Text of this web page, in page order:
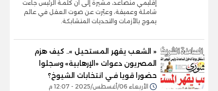
إقليمي متصاعد، مشيرة إلى أن كلمة الرئيس جاءت
شاملة وعميقة، وعبّرت عن صوت العقل في عالم
يموج بالأزمات والتحديات المتشابكة.
« الشعب يقهر المستحيل ».. كيف هزم
المصريون دعوات «الإرهابية» وسجلوا
حضورا قويا فـي انتخابات الشيوخ؟
الأربعاء 06/أغسطس/2025 - 12:07 م